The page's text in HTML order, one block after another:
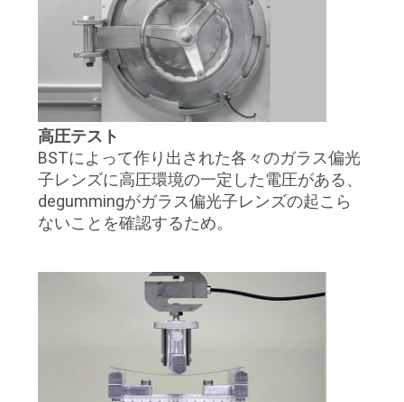
高圧テスト
BSTによって作り出された各々のガラス偏光
子レンズに高圧環境の一定した電圧がある、
degummingがガラス偏光子レンズの起こら
ないことを確認するため。